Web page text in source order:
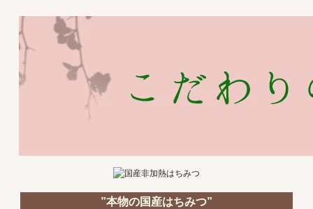
”本物の国産はちみつ”